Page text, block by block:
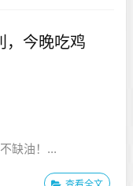
，今晚吃鸡
缺油！...